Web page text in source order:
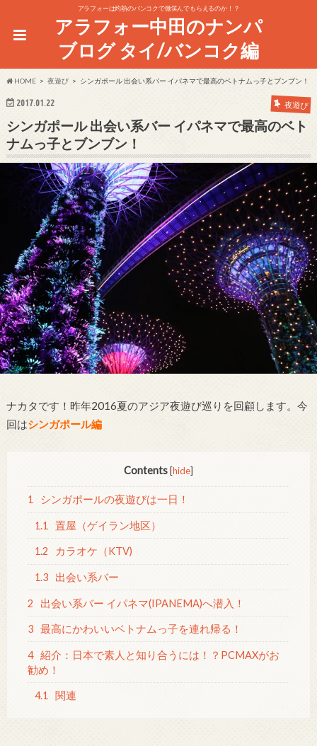
アラフォーは灼熱のバンコクで微笑んでもらえるのか！？
アラフォー中田のナンパ
ブログ タイ/バンコク編
HOME 夜遊び シンガポール 出会い系バー イパネマで最高のベトナムっ子とブンブン！
2017.01.22 夜遊び
シンガポール 出会い系バー イパネマで最高のベト
ナムっ子とブンブン！
ナカタです！昨年2016夏のアジア夜遊び巡りを回顧します。今
回はシンガポール編
Contents [hide]
1 シンガポールの夜遊びは一日！
1.1 置屋（ゲイラン地区）
1.2 カラオケ（KTV)
1.3 出会い系バー
2 出会い系バー イパネマ(IPANEMA)へ潜入！
3 最高にかわいいベトナムっ子を連れ帰る！
4 紹介：日本で素人と知り合うには！？PCMAXがお
勧め！
4.1 関連